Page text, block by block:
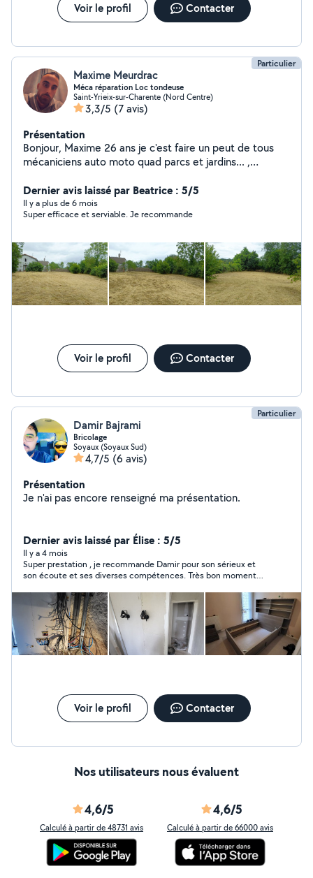
Voir le profil Contacter
Particulier
Maxime Meurdrac
Méca réparation Loc tondeuse
Saint-Yrieix-sur-Charente (Nord Centre)
3,3/5 (7 avis)
Présentation
Bonjour, Maxime 26 ans je c'est faire un peut de tous
mécaniciens auto moto quad parcs et jardins... ,
transport en commun tonte débroussaillage bricolage
en tous genres ne pas hésiter à me contacter Tonte
Débroussaillage Location de matériel Dépannage a
Dernier avis laissé par Beatrice : 5/5
Il y a plus de 6 mois
Super efficace et serviable. Je recommande
Voir le profil Contacter
Particulier
Damir Bajrami
Bricolage
Soyaux (Soyaux Sud)
4,7/5 (6 avis)
Présentation
Je n'ai pas encore renseigné ma présentation.
Dernier avis laissé par Élise : 5/5
Il y a 4 mois
Super prestation , je recommande Damir pour son sérieux et
son écoute et ses diverses compétences. Très bon moment
Voir le profil Contacter
Nos utilisateurs nous évaluent
4,6/5
Calculé à partir de 48731 avis
4,6/5
Calculé à partir de 66000 avis